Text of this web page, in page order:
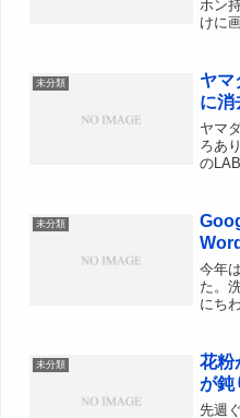
ホン
けに
の分
って
未分類
ヤマ
に消
ヤマ
ろあ
の
ード(
ライ
未分類
今年
た。
にち
イト
から
未分類
花粉
が鈍
先週